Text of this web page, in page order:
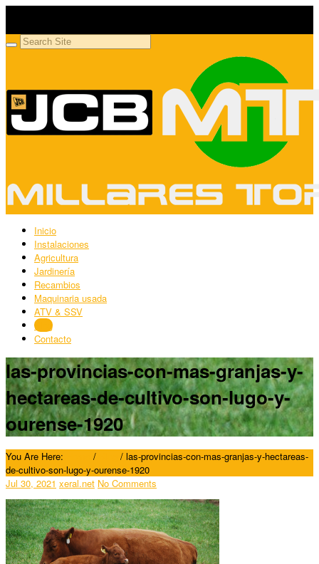
Inicio
Instalaciones
Agricultura
Jardinería
Recambios
Maquinaria usada
ATV & SSV
Blog
Contacto
las-provincias-con-mas-granjas-y-
hectareas-de-cultivo-son-lugo-y-
ourense-1920
You Are Here: / / las-provincias-con-mas-granjas-y-hectareas-
de-cultivo-son-lugo-y-ourense-1920
Jul 30, 2021 xeral.net No Comments